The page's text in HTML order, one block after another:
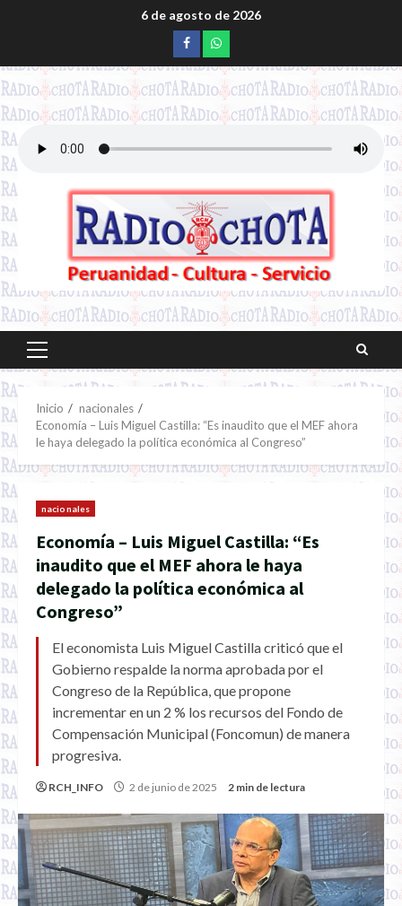
6 de agosto de 2026
Facebookwhatsapp
Menú
principal
Inicio
nacionales
Economía – Luis Miguel Castilla: “Es inaudito que el MEF ahora
le haya delegado la política económica al Congreso”
nacionales
Economía – Luis Miguel Castilla: “Es
inaudito que el MEF ahora le haya
delegado la política económica al
Congreso”
El economista Luis Miguel Castilla criticó que el
Gobierno respalde la norma aprobada por el
Congreso de la República, que propone
incrementar en un 2 % los recursos del Fondo de
Compensación Municipal (Foncomun) de manera
progresiva.
RCH_INFO 2 de junio de 2025 2 min de lectura